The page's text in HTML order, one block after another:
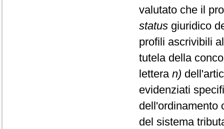
valutato che il
status giuridico
profili ascrivibili
tutela della
lettera n)
evidenziati
dell'ordinamento
del sistema